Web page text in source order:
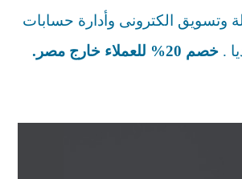
وتسويق الكترونى وأدارة حسابات
. خصم 20% للعملاء خارج مصر.